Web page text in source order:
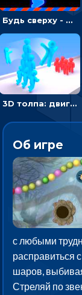
Будь сверху - борись с другом и выигрывай
3D толпа: двигаться и собирать цветных человечков
Об игре
с любыми
расправиться
шаров,
Стреляй по